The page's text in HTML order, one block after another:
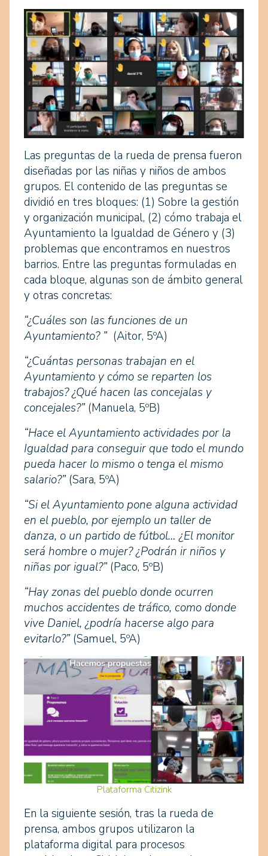
Las preguntas de la rueda de prensa fueron
diseñadas por las niñas y niños de ambos
grupos. El contenido de las preguntas se
dividió en tres bloques: (1) Sobre la gestión
y organización municipal, (2) cómo trabaja el
Ayuntamiento la Igualdad de Género y (3)
problemas que encontramos en nuestros
barrios. Entre las preguntas formuladas en
cada bloque, algunas son de ámbito general
y otras concretas:
“¿Cuáles son las funciones de un
Ayuntamiento? ” (Aitor, 5ºA)
“¿Cuántas personas trabajan en el
Ayuntamiento y cómo se reparten los
trabajos? ¿Qué hacen las concejalas y
concejales?”(Manuela, 5ºB)
“Hace el Ayuntamiento actividades por la
Igualdad para conseguir que todo el mundo
pueda hacer lo mismo o tenga el mismo
salario?”(Sara, 5ºA)
“Si el Ayuntamiento pone alguna actividad
en el pueblo, por ejemplo un taller de
danza, o un partido de fútbol… ¿El monitor
será hombre o mujer? ¿Podrán ir niños y
niñas por igual?”(Paco, 5ºB)
“Hay zonas del pueblo donde ocurren
muchos accidentes de tráfico, como donde
vive Daniel, ¿podría hacerse algo para
evitarlo?”(Samuel, 5ºA)
Plataforma Citizink
En la siguiente sesión, tras la rueda de
prensa, ambos grupos utilizaron la
plataforma digital para procesos